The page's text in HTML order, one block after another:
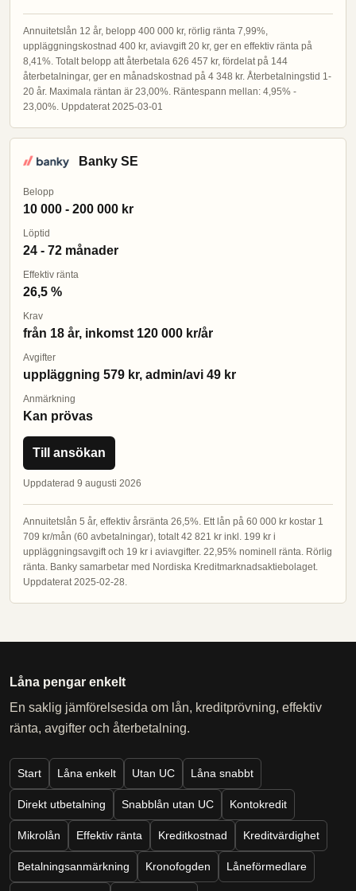
Annuitetslån 12 år, belopp 400 000 kr, rörlig ränta 7,99%,
uppläggningskostnad 400 kr, aviavgift 20 kr, ger en effektiv ränta på
8,41%. Totalt belopp att återbetala 626 457 kr, fördelat på 144
återbetalningar, ger en månadskostnad på 4 348 kr. Återbetalningstid 1-
20 år. Maximala räntan är 23,00%. Räntespann mellan: 4,95% -
23,00%. Uppdaterat 2025-03-01
Banky SE
Belopp
10 000 - 200 000 kr
Löptid
24 - 72 månader
Effektiv ränta
26,5 %
Krav
från 18 år, inkomst 120 000 kr/år
Avgifter
uppläggning 579 kr, admin/avi 49 kr
Anmärkning
Kan prövas
Till ansökan
Uppdaterad 9 augusti 2026
Annuitetslån 5 år, effektiv årsränta 26,5%. Ett lån på 60 000 kr kostar 1
709 kr/mån (60 avbetalningar), totalt 42 821 kr inkl. 199 kr i
uppläggningsavgift och 19 kr i aviavgifter. 22,95% nominell ränta. Rörlig
ränta. Banky samarbetar med Nordiska Kreditmarknadsaktiebolaget.
Uppdaterat 2025-02-28.
Låna pengar enkelt
En saklig jämförelsesida om lån, kreditprövning, effektiv
ränta, avgifter och återbetalning.
Start Låna enkelt Utan UC Låna snabbt
Direkt utbetalning Snabblån utan UC Kontokredit
Mikrolån Effektiv ränta Kreditkostnad Kreditvärdighet
Betalningsanmärkning Kronofogden Låneförmedlare